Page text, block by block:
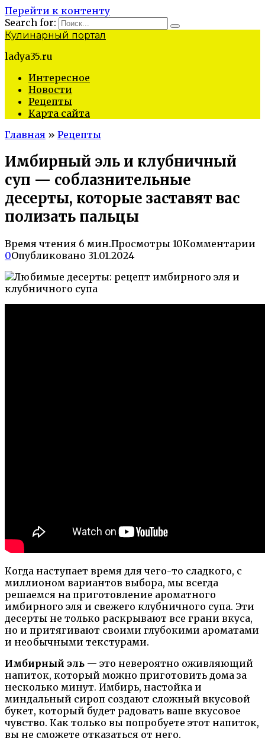
Перейти к контенту
Search for:
Кулинарный портал
ladya35.ru
Интересное
Новости
Рецепты
Карта сайта
Главная » Рецепты
Имбирный эль и клубничный
суп — соблазнительные
десерты, которые заставят вас
полизать пальцы
Время чтения 6 мин.Просмотры 10Комментарии
0Опубликовано 31.01.2024
Когда наступает время для чего-то сладкого, с
миллионом вариантов выбора, мы всегда
решаемся на приготовление ароматного
имбирного эля и свежего клубничного супа. Эти
десерты не только раскрывают все грани вкуса,
но и притягивают своими глубокими ароматами
и необычными текстурами.
Имбирный эль — это невероятно оживляющий
напиток, который можно приготовить дома за
несколько минут. Имбирь, настойка и
миндальный сироп создают сложный вкусовой
букет, который будет радовать ваше вкусовое
чувство. Как только вы попробуете этот напиток,
вы не сможете отказаться от него.